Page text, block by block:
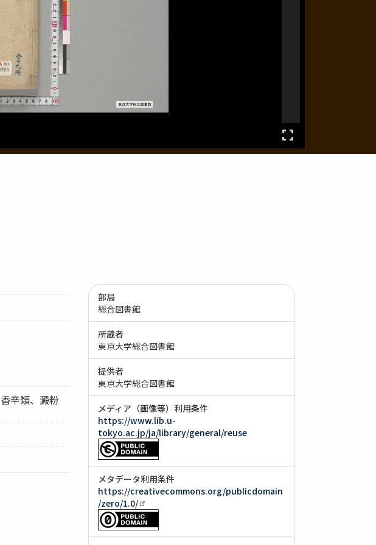
辛類、澱粉
部局
総合図書館
所蔵者
東京大学総合図書館
提供者
東京大学総合図書館
メディア（画像等）利用条件
https://www.lib.u-
tokyo.ac.jp/ja/library/general/reuse
メタデータ利用条件
https://creativecommons.org/publicdomain
/zero/1.0/